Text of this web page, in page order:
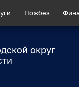
Пожбез
округ